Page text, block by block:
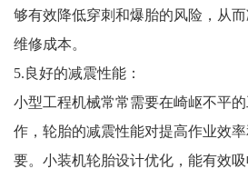
够有效降低穿刺和爆胎的风险，从
维修成本。
5.良好的减震性能：
小型工程机械常常需要在崎岖不平
作，轮胎的减震性能对提高作业效
要。小装机轮胎设计优化，能有效